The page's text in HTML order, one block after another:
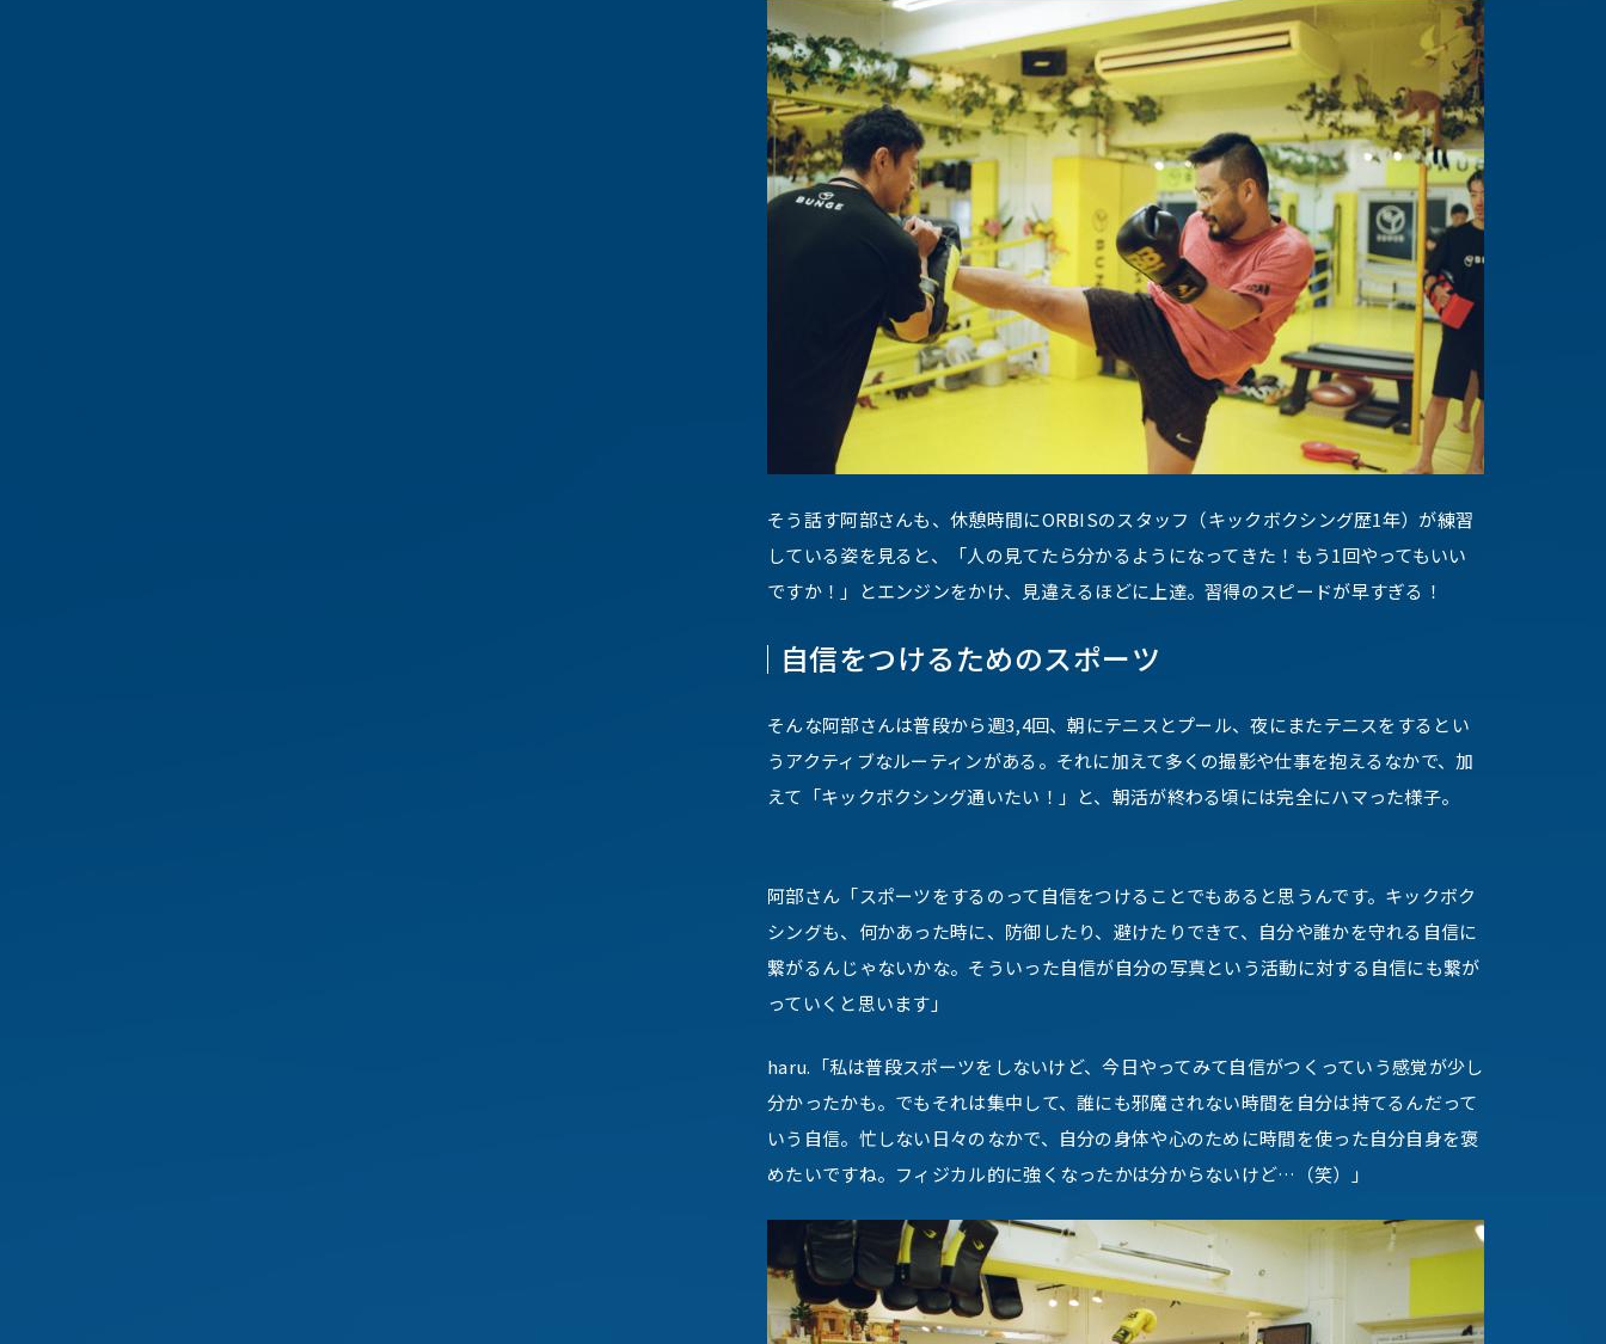
そう話す阿部さんも、休憩時間にORBISのスタッフ（キックボクシング歴1年）が練習
している姿を見ると、「人の見てたら分かるようになってきた！もう1回やってもいい
ですか！」とエンジンをかけ、見違えるほどに上達。習得のスピードが早すぎる！
自信をつけるためのスポーツ
そんな阿部さんは普段から週3,4回、朝にテニスとプール、夜にまたテニスをするとい
うアクティブなルーティンがある。それに加えて多くの撮影や仕事を抱えるなかで、加
えて「キックボクシング通いたい！」と、朝活が終わる頃には完全にハマった様子。
阿部さん「スポーツをするのって自信をつけることでもあると思うんです。キックボク
シングも、何かあった時に、防御したり、避けたりできて、自分や誰かを守れる自信に
繋がるんじゃないかな。そういった自信が自分の写真という活動に対する自信にも繋が
っていくと思います」
haru.「私は普段スポーツをしないけど、今日やってみて自信がつくっていう感覚が少し
分かったかも。でもそれは集中して、誰にも邪魔されない時間を自分は持てるんだって
いう自信。忙しない日々のなかで、自分の身体や心のために時間を使った自分自身を褒
めたいですね。フィジカル的に強くなったかは分からないけど…（笑）」